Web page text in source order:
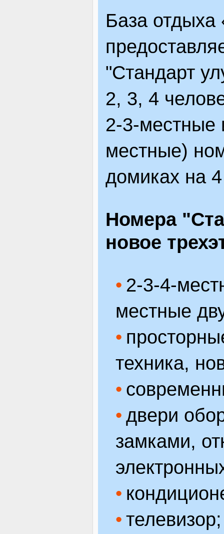
База
"Стандарт
2, 3, 4
2-3-местные
местные)
домиках на
Номера
новое
2-3-4-
местные
техника,
двери
замками,
телевизор;